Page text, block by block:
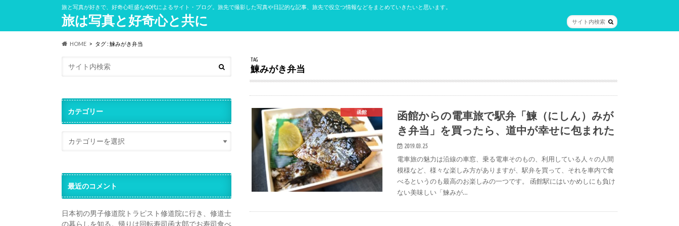
旅と写真が好きで、好奇心旺盛な40代によるサイト・ブログ。旅先で撮影した写真や日記的な記事、旅先で役立つ情報などをまとめていきたいと思います。
旅は写真と好奇心と共に
HOME タグ : 鰊みがき弁当
TAG
鰊みがき弁当
函館
函館からの電車旅で駅弁「鰊（にしん）みが
き弁当」を買ったら、道中が幸せに包まれた
2019.03.25
電車旅の魅力は沿線の車窓、乗る電車そのもの、利用している人々の人間
模様など、様々な楽しみ方がありますが、駅弁を買って、それを車内で食
べるというのも最高のお楽しみの一つです。 函館駅にはいかめしにも負け
ない美味しい「鰊みが…
カテゴリー
最近のコメント
日本初の男子修道院トラピスト修道院に行き、修道士
の暮らしを知る。帰りは回転寿司函太郎でお寿司食べ